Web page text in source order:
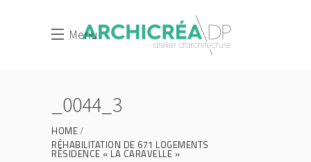
Menu
_0044_3
HOME
RÉHABILITATION DE 671 LOGEMENTS
RÉSIDENCE « LA CARAVELLE »